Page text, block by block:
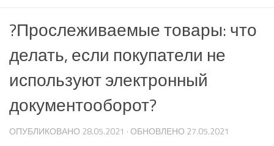
?Прослеживаемые товары: что
делать, если покупатели не
используют электронный
документооборот?
ОПУБЛИКОВАНО 28.05.2021 · ОБНОВЛЕНО 27.05.2021